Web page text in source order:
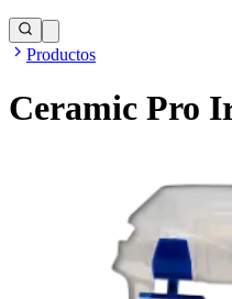
Productos
Ceramic Pro